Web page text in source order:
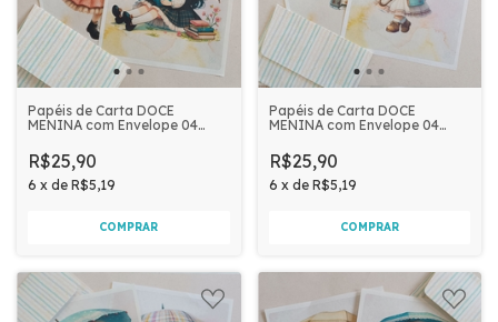
Papéis de Carta DOCE
MENINA com Envelope 04
R$25,90
6 x de R$5,19
Papéis de Carta DOCE
MENINA com Envelope 04
R$25,90
6 x de R$5,19